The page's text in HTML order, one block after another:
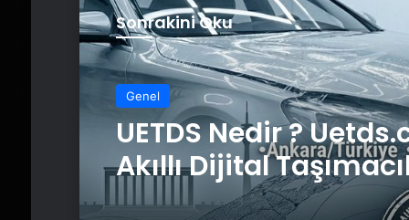
Sonrakini Oku
Genel
UETDS Nedir ?
Akıllı Dijital
Yazılımı
Genel